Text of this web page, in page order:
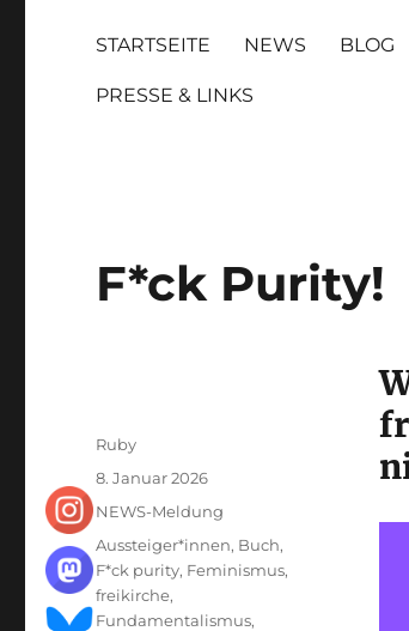
STARTSEITE NEWS BLOG
PRESSE & LINKS
F*ck Purity!
Autor
Ruby
Veröffentlicht
8. Januar 2026
Kategorien
NEWS-Meldung
Schlagwörter
Aussteiger*innen, Buch,
F*ck purity, Feminismus,
freikirche,
Fundamentalismus,